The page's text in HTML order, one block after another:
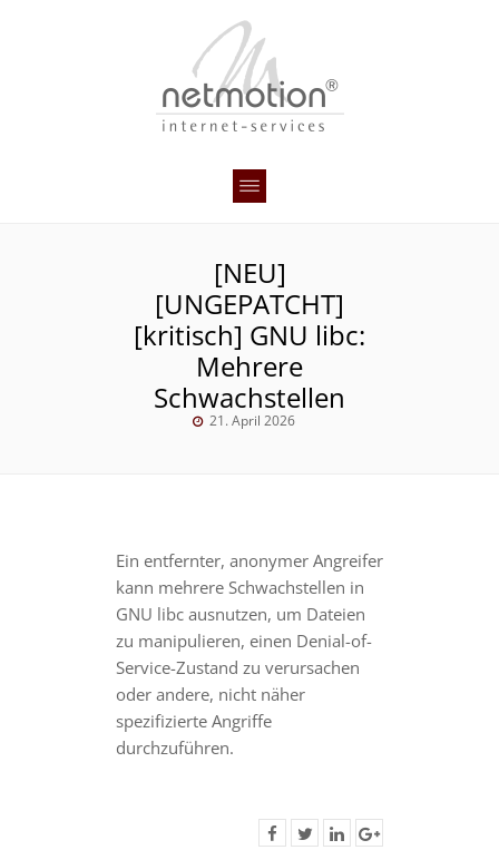
[NEU]
[UNGEPATCHT]
[kritisch] GNU libc:
Mehrere
Schwachstellen
21. April 2026
Ein entfernter, anonymer Angreifer
kann mehrere Schwachstellen in
GNU libc ausnutzen, um Dateien
zu manipulieren, einen Denial-of-
Service-Zustand zu verursachen
oder andere, nicht näher
spezifizierte Angriffe
durchzuführen.